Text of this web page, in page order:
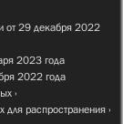
от 29 декабря 2022
2023 года
2022 года
для распространения